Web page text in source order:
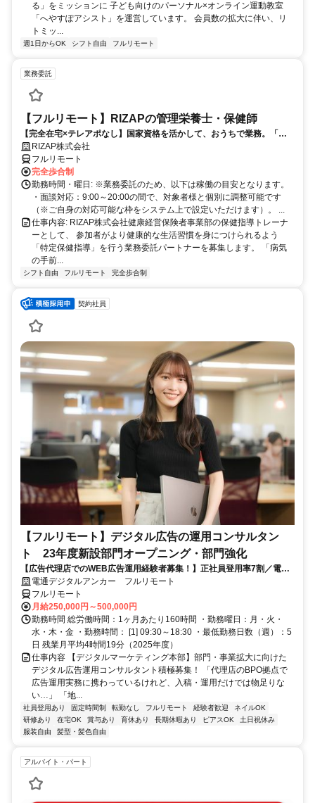
る」をミッションに 子ども向けのパーソナル×オンライン運動教室
「へやすぽアシスト」を運営しています。 会員数の拡大に伴い、リ
トミッ...
週1日からOK シフト自由 フルリモート
業務委託
【フルリモート】RIZAPの管理栄養士・保健師
【完全在宅×テレアポなし】国家資格を活かして、おうちで業務。「も
う一つの安心」を。主婦・Wワーカー活躍中！「平日の日中だけ」「夕
方以降の数時間だけ」など、生活リズムに合わせた時間調整が可能で
す。1件ごとの成果報酬型だから、頑張った分だけ手応えのある収入
に。充実のサポート体制で、安心の在宅ワークを始めませんか？
RIZAP株式会社
フルリモート
完全歩合制
勤務時間・曜日: ※業務委託のため、以下は稼働の目安となります。
・面談対応：9:00～20:00の間で、対象者様と個別に調整可能です
（※ご自身の対応可能な枠をシステム上で設定いただけます）。 ...
仕事内容: RIZAP株式会社健康経営保険者事業部の保健指導トレーナ
ーとして、 参加者がより健康的な生活習慣を身につけられるよう
「特定保健指導」を行う業務委託パートナーを募集します。 「病気
の手前...
シフト自由 フルリモート 完全歩合制
契約社員
【フルリモート】デジタル広告の運用コンサルタン
ト 23年度新設部門オープニング・部門強化
【広告代理店でのWEB広告運用経験者募集！】正社員登用率7割／電通
G／全国×完全在宅／年休126日・土日祝休み／残業月平均4時間19分
電通デジタルアンカー フルリモート
フルリモート
月給250,000円～500,000円
勤務時間 総労働時間：1ヶ月あたり160時間 ・勤務曜日：月・火・
水・木・金 ・勤務時間： [1] 09:30～18:30 ・最低勤務日数（週）：5
日 残業月平均4時間19分（2025年度）
仕事内容 【デジタルマーケティング本部】部門・事業拡大に向けた
デジタル広告運用コンサルタント積極募集！ 「代理店のBPO拠点で
広告運用実務に携わっているけれど、入稿・運用だけでは物足りな
い…」 「地...
社員登用あり 固定時間制 転勤なし フルリモート 経験者歓迎
ネイルOK
研修あり
在宅OK 賞与あり 育休あり 長期休暇あり ピアスOK
土日祝休み
服装自由
髪型・髪色自由
アルバイト・パート